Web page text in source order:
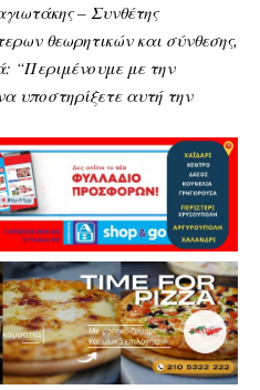
– Συνθέτης
θεωρητικών και σύνθεσης,
“Περιμένουμε με την
υποστηρίξετε αυτή την